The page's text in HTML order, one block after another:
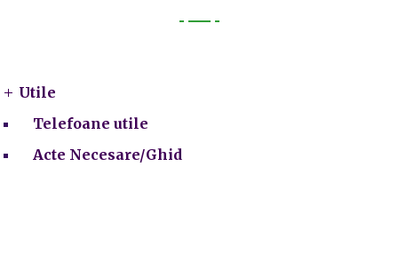
Utile
Telefoane utile
Acte Necesare/Ghid